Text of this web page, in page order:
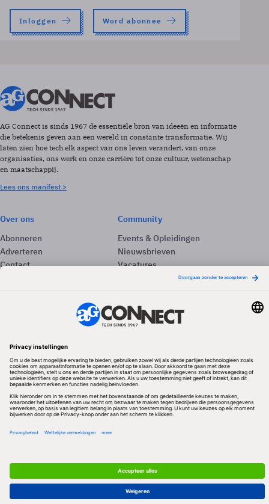
Inloggen Word abonnee
AG Connect is sinds 1967 de essentiële bron van ideeën en informatie
die betekenis geven aan een wereld in constante transformatie. Wij
laten zien hoe tech elk aspect van ons leven verandert, van onze
organisaties, ons werk en onze carrière tot onze cultuur, wetenschap
en maatschappij.
Lees ons manifest >
Over ons
Abonneren
Adverteren
Contact
Community
Events & Opleidingen
Nieuwsbrieven
Vacatures
Redactionele partner